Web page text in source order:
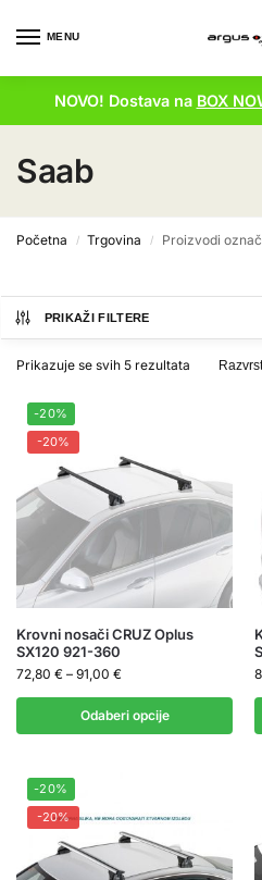
MENU
NOVO! Dostava na BOX
Saab
Početna / Trgovina / Proizvodi
PRIKAŽI FILTERE
Prikazuje se svih 5 rezultata
-20%
-20%
Krovni nosači CRUZ Oplus
SX120 921-360
72,80 € – 91,00 €
Odaberi opcije
-20%
-20%